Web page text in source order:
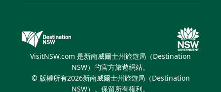
新南威爾士州旅遊局（Destination NSW）媒體中
繽紛悉尼燈光音樂節
VisitNSW.com 是新南威爾士州旅遊局（Destination
NSW）的官方旅遊網站。
© 版權所有2026新南威爾士州旅遊局（Destination
NSW）。保留所有權利。